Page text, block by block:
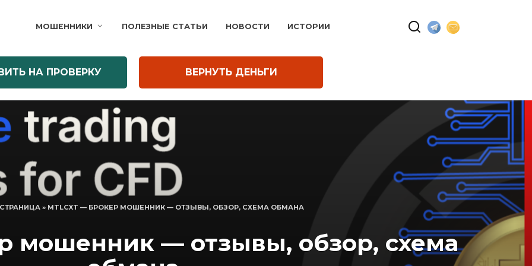
МОШЕННИКИ ПОЛЕЗНЫЕ СТАТЬИ НОВОСТИ ИСТОРИИ
НА ПРОВЕРКУ ВЕРНУТЬ ДЕНЬГИ
» MTLCXT — БРОКЕР МОШЕННИК — ОТЗЫВЫ, ОБЗОР, СХЕМА ОБМАНА
мошенник — отзывы, обзор, схема